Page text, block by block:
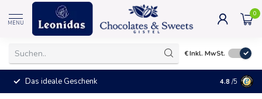
MENU
0
€Inkl. MwSt.
Das ideale Geschenk 4.8 /5